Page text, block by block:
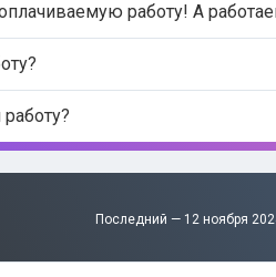
работу! А
Последний — 12 ноября